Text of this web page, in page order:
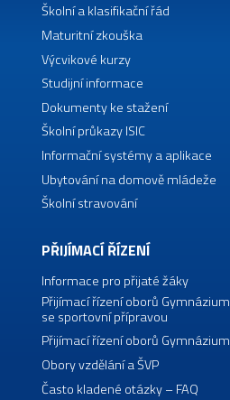
Školní a klasifikační řád
Maturitní zkouška
Výcvikové kurzy
Studijní informace
Dokumenty ke stažení
Školní průkazy ISIC
Informační systémy a aplikace
Ubytování na domově mládeže
Školní stravování
PŘIJÍMACÍ ŘÍZENÍ
Informace pro přijaté žáky
Přijímací řízení oborů Gymnázium
se sportovní přípravou
Přijímací řízení oborů Gymnázium
Obory vzdělání a ŠVP
Často kladené otázky – FAQ